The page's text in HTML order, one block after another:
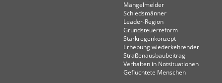
Mängelmelder
Schiedsmänner
Leader-Region
Grundsteuerreform
Starkregenkonzept
Erhebung wiederkehrender
Straßenausbaubeitrag
Verhalten in Not­situationen
Geflüchtete Menschen